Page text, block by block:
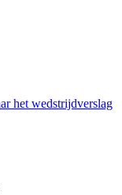
het wedstrijdverslag